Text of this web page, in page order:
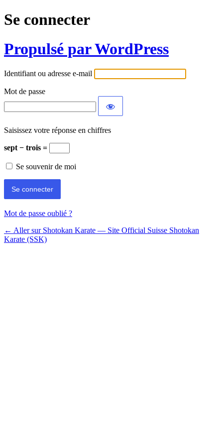
Se connecter
Propulsé par WordPress
Identifiant ou adresse e-mail
Mot de passe
Saisissez votre réponse en chiffres
sept − trois =
Se souvenir de moi
Mot de passe oublié ?
← Aller sur Shotokan Karate — Site Official Suisse Shotokan
Karate (SSK)